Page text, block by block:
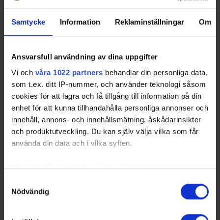
Samtycke Information Reklaminställningar Om
Ansvarsfull användning av dina uppgifter
Vi och våra 1022 partners behandlar din personliga data,
som t.ex. ditt IP-nummer, och använder teknologi såsom
cookies för att lagra och få tillgång till information på din
enhet för att kunna tillhandahålla personliga annonser och
innehåll, annons- och innehållsmätning, åskådarinsikter
och produktutveckling. Du kan själv välja vilka som får
använda din data och i vilka syften.
Med din tillåtelse skulle vi även vilja:
som kan ha en noggrannhet på upp till flera meter
Nödvändig
Ordförande - Ledarutbildning
dg.youthsportsdad@gmail.com
Liselott Östman
Tel:076-887 05 57
Ordförande Tävlingskommittén
subkflick@skanehockey.se
Tel:070-686 27 10